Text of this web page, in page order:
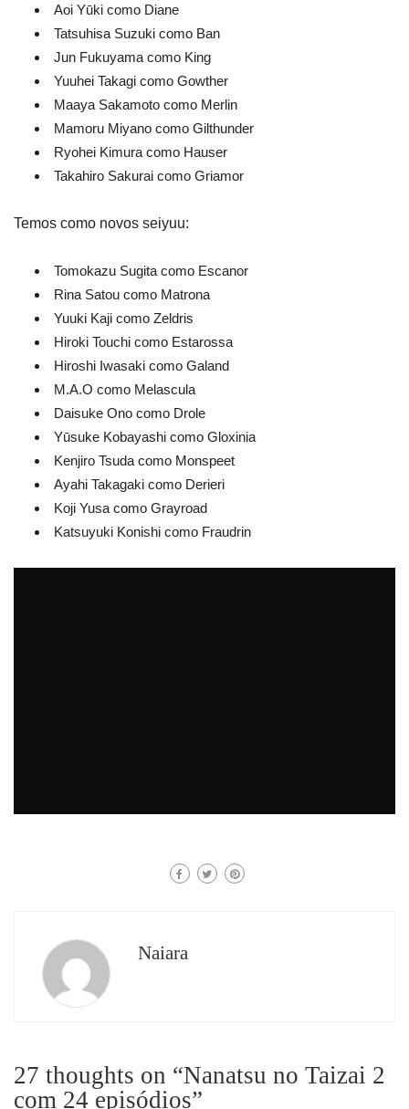
Aoi Yūki como Diane
Tatsuhisa Suzuki como Ban
Jun Fukuyama como King
Yuuhei Takagi como Gowther
Maaya Sakamoto como Merlin
Mamoru Miyano como Gilthunder
Ryohei Kimura como Hauser
Takahiro Sakurai como Griamor
Temos como novos seiyuu:
Tomokazu Sugita como Escanor
Rina Satou como Matrona
Yuuki Kaji como Zeldris
Hiroki Touchi como Estarossa
Hiroshi Iwasaki como Galand
M.A.O como Melascula
Daisuke Ono como Drole
Yūsuke Kobayashi como Gloxinia
Kenjiro Tsuda como Monspeet
Ayahi Takagaki como Derieri
Koji Yusa como Grayroad
Katsuyuki Konishi como Fraudrin
Naiara
27 thoughts on “Nanatsu no Taizai 2
com 24 episódios”